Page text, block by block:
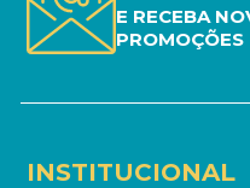
E RECEBA
PROMOÇÕES
INSTITUCIONAL